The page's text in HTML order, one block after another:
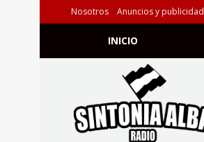
Nosotros Anuncios y publicidad
INICIO